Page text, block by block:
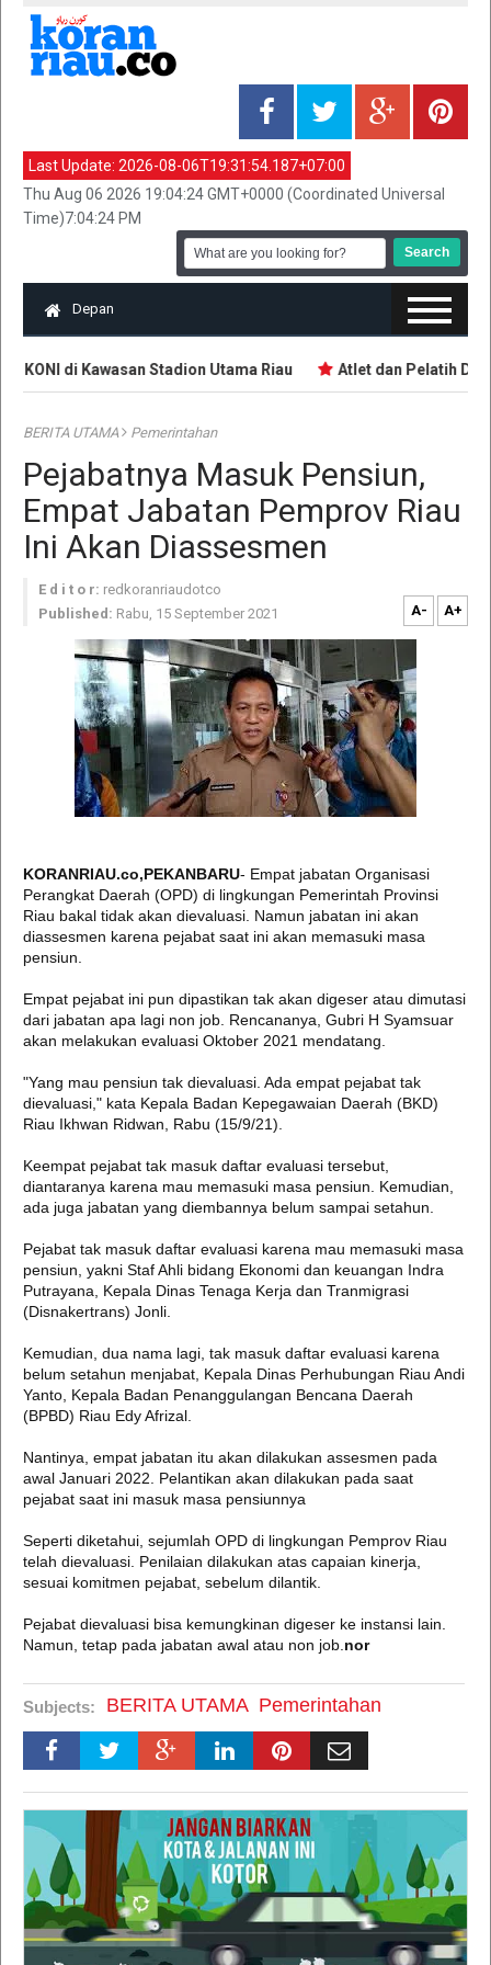
Last Update: 2026-08-06T19:31:54.187+07:00
Thu Aug 06 2026 19:04:24 GMT+0000 (Coordinated Universal
Time)7:04:24 PM
Depan
di Kawasan Stadion Utama Riau Atlet dan Pelatih
BERITA UTAMA Pemerintahan
Pejabatnya Masuk Pensiun,
Empat Jabatan Pemprov Riau
Ini Akan Diassesmen
E d i t o r: redkoranriaudotco
Published: Rabu, 15 September 2021 A- A+
KORANRIAU.co,PEKANBARU- Empat jabatan Organisasi
Perangkat Daerah (OPD) di lingkungan Pemerintah Provinsi
Riau bakal tidak akan dievaluasi. Namun jabatan ini akan
diassesmen karena pejabat saat ini akan memasuki masa
pensiun.
Empat pejabat ini pun dipastikan tak akan digeser atau dimutasi
dari jabatan apa lagi non job. Rencananya, Gubri H Syamsuar
akan melakukan evaluasi Oktober 2021 mendatang.
"Yang mau pensiun tak dievaluasi. Ada empat pejabat tak
dievaluasi," kata Kepala Badan Kepegawaian Daerah (BKD)
Riau Ikhwan Ridwan, Rabu (15/9/21).
Keempat pejabat tak masuk daftar evaluasi tersebut,
diantaranya karena mau memasuki masa pensiun. Kemudian,
ada juga jabatan yang diembannya belum sampai setahun.
Pejabat tak masuk daftar evaluasi karena mau memasuki masa
pensiun, yakni Staf Ahli bidang Ekonomi dan keuangan Indra
Putrayana, Kepala Dinas Tenaga Kerja dan Tranmigrasi
(Disnakertrans) Jonli.
Kemudian, dua nama lagi, tak masuk daftar evaluasi karena
belum setahun menjabat, Kepala Dinas Perhubungan Riau Andi
Yanto, Kepala Badan Penanggulangan Bencana Daerah
(BPBD) Riau Edy Afrizal.
Nantinya, empat jabatan itu akan dilakukan assesmen pada
awal Januari 2022. Pelantikan akan dilakukan pada saat
pejabat saat ini masuk masa pensiunnya
Seperti diketahui, sejumlah OPD di lingkungan Pemprov Riau
telah dievaluasi. Penilaian dilakukan atas capaian kinerja,
sesuai komitmen pejabat, sebelum dilantik.
Pejabat dievaluasi bisa kemungkinan digeser ke instansi lain.
Namun, tetap pada jabatan awal atau non job. nor
Subjects: BERITA UTAMA Pemerintahan